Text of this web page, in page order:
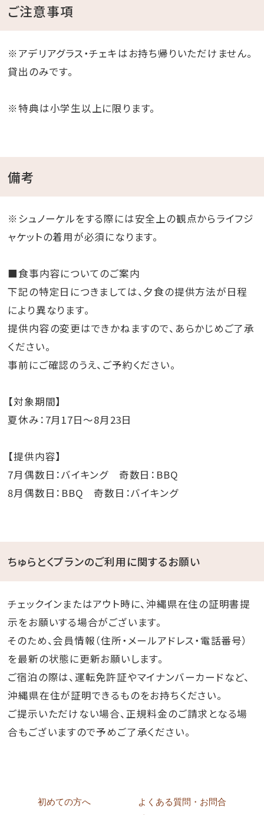
ご注意事項
※アデリアグラス・チェキはお持ち帰りいただけません。
貸出のみです。
※特典は小学生以上に限ります。
備考
※シュノーケルをする際には安全上の観点からライフジ
ャケットの着用が必須になります。
■食事内容についてのご案内
下記の特定日につきましては、夕食の提供方法が日程
により異なります。
提供内容の変更はできかねますので、あらかじめご了承
ください。
事前にご確認のうえ、ご予約ください。
【対象期間】
夏休み：7月17日～8月23日
【提供内容】
7月偶数日：バイキング 奇数日：BBQ
8月偶数日：BBQ 奇数日：バイキング
ちゅらとくプランのご利用に関するお願い
チェックインまたはアウト時に、沖縄県在住の証明書提
示をお願いする場合がございます。
そのため、会員情報（住所・メールアドレス・電話番号）
を最新の状態に更新お願いします。
ご宿泊の際は、運転免許証やマイナンバーカードなど、
沖縄県在住が証明できるものをお持ちください。
ご提示いただけない場合、正規料金のご請求となる場
合もございますので予めご了承ください。
初めての方へ
よくある質問・お問合